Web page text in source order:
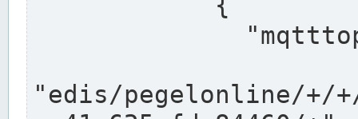
"edis/pegelonline/+/